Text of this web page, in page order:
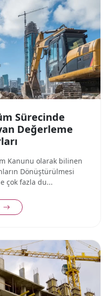
Sürecinde
Değerleme
Kanunu olarak bilinen
Dönüştürülmesi
çok fazla du...